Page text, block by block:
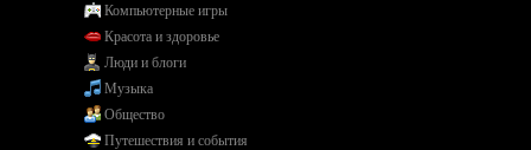
Компьютерные игры
Красота и здоровье
Люди и блоги
Музыка
Общество
Путешествия и события